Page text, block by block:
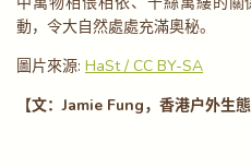
動，令大自然處處充滿奧秘。
圖片來源: HaSt / CC BY-SA
【文：Jamie Fung，香港戶外生